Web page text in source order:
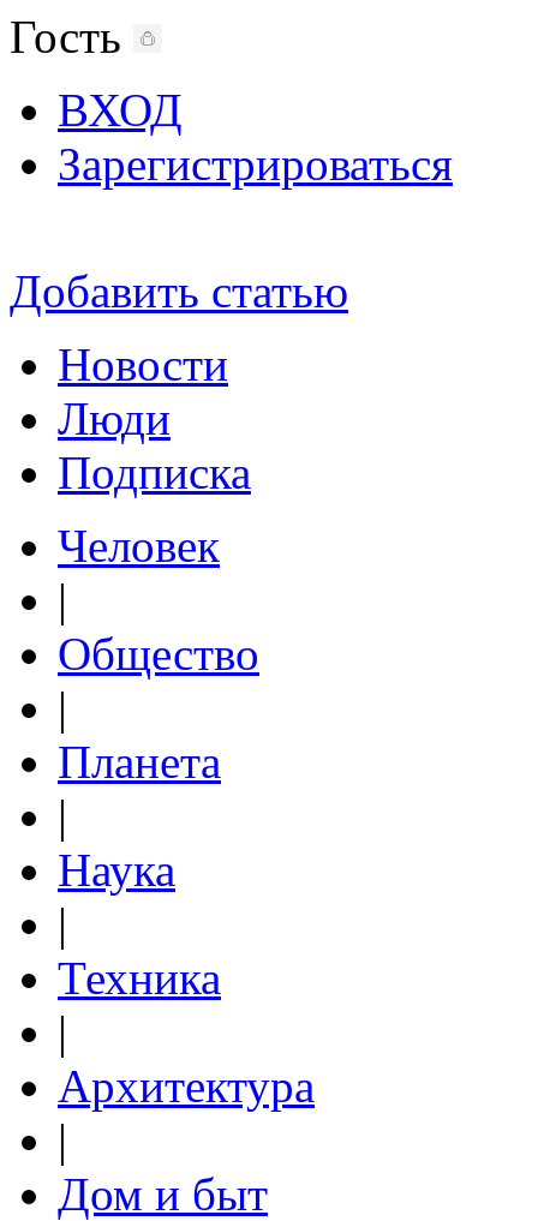
Гость
ВХОД
Зарегистрироваться
Добавить статью
Новости
Люди
Подписка
Человек
|
Общество
|
Планета
|
Наука
|
Техника
|
Архитектура
|
Дом и быт